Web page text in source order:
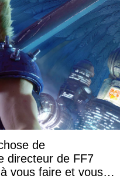
de
directeur de FF7
vous faire et vous